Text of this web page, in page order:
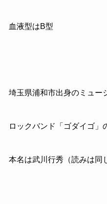
血液型はB型
埼玉県浦和市出身のミュー
ロックバンド「ゴダイゴ」
本名は武川行秀（読みは同